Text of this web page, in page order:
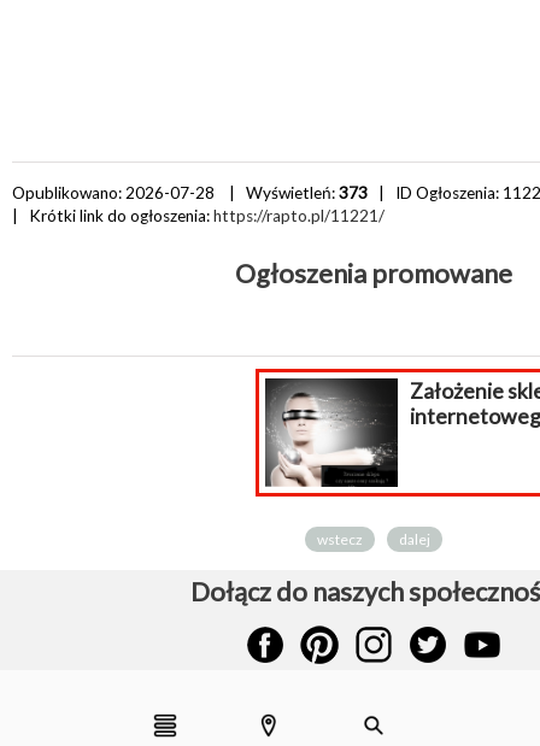
Opublikowano: 2026-07-28 | Wyświetleń:373 | ID Ogłoszenia:
| Krótki link do ogłoszenia:https://rapto.pl/11221/
Ogłoszenia promowane
Założenie sklepu
internetowego.
wstecz dalej
Dołącz do naszych